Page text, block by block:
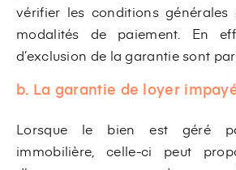
vérifier les conditions
modalités de paiement. En
d’exclusion de la garantie sont
b. La garantie de loyer
Lorsque le bien est géré
immobilière, celle-ci peut